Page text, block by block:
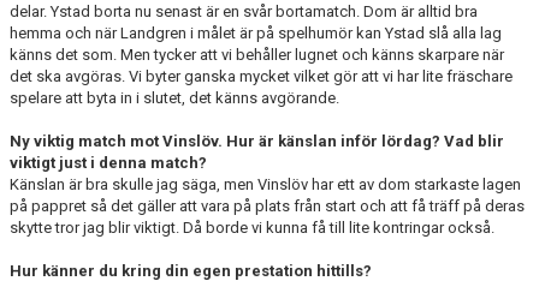
DOKUMENT
LÄNKAR
delar. Ystad borta nu senast är en svår bortamatch. Dom är alltid bra
hemma och när Landgren i målet är på spelhumör kan Ystad slå alla lag
känns det som. Men tycker att vi behåller lugnet och känns skarpare när
det ska avgöras. Vi byter ganska mycket vilket gör att vi har lite fräschare
spelare att byta in i slutet, det känns avgörande.
Ny viktig match mot Vinslöv. Hur är känslan inför lördag? Vad blir
viktigt just i denna match?
Känslan är bra skulle jag säga, men Vinslöv har ett av dom starkaste lagen
på pappret så det gäller att vara på plats från start och att få träff på deras
skytte tror jag blir viktigt. Då borde vi kunna få till lite kontringar också.
Hur känner du kring din egen prestation hittills?